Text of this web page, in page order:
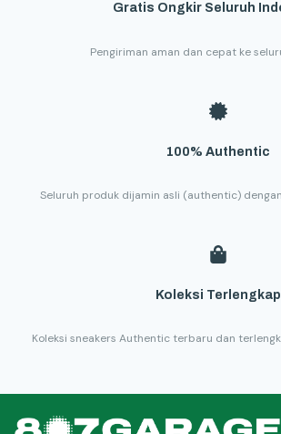
Gratis Ongkir Seluruh
Pengiriman aman dan cepat ke
100% Authentic
Seluruh produk dijamin asli (authentic)
Koleksi Terlengkap
Koleksi sneakers Authentic terbaru dan